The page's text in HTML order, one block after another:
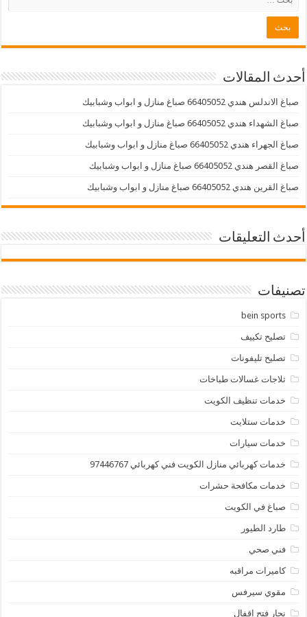
أحدث المقالات
صباغ الاندلس هندي 66405052 صباغ منازل و ابواب وشبابيك
صباغ الشهداء هندي 66405052 صباغ منازل و ابواب وشبابيك
صباغ الجهراء هندي 66405052 صباغ منازل و ابواب وشبابيك
صباغ القصر هندي 66405052 صباغ منازل و ابواب وشبابيك
صباغ القرين هندي 66405052 صباغ منازل و ابواب وشبابيك
أحدث التعليقات
تصنيفات
bein sports
تصليح تكييف
تصليح تليفونات
ثلاجات غسالات طباخات
خدمات تنظيف الكويت
خدمات ستلايت
خدمات سيارات
خدمات كهربائي منازل الكويت فني كهربائي 97446767
خدمات مكافحة حشرات
صباغ في الكويت
طارد الطيور
فني صحي
كاميرات مراقبه
مقوي سيرفس
نجار فتح اقفال